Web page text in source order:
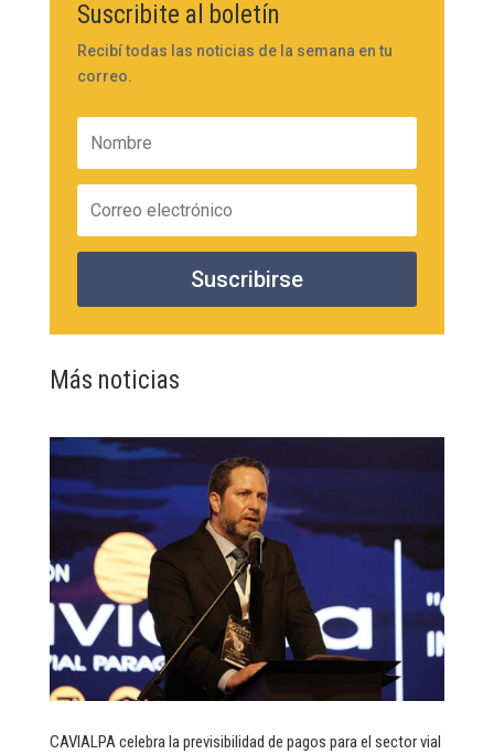
Suscribite al boletín
Recibí todas las noticias de la semana en tu
correo.
Suscribirse
Más noticias
CAVIALPA celebra la previsibilidad de pagos para el sector vial